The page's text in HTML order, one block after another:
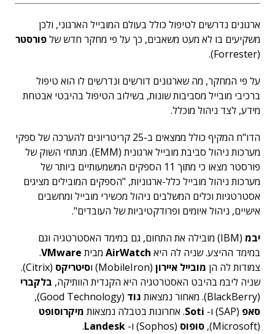
ארגונים נדרשים לטיפול כולל בעולם המובייל הארגוני, ולכן
משקיעים בו לא מעט משאבים, כך על פי מחקר חדש שלפורסטר
(Forrester).
על פי המחקר, מה שארגונים דורשים ונדרשים לו הוא טיפול
ברכיבי מובייל מסביבות שונות, בשילוב הטיפול בהיבטי אבטחת
מידע, לצד ניהול מוכלל.
הדו"ח המקיף כולל ממצאים ב-25 קריטריונים להערכה של ספקי
מערכות ניהול סביבת מובייל ארגונית (EMM). מנתחי השוק של
פורסטר מצאו כי מתוך 11 הספקים המשמעותיים ביותר של
מערכות ניהול מובייל כלל-ארגוניות, "הספקים המובילים מציגים
אסטרטגיות וכלים המשלבים ניהול מכשירי מובייל ומחשבים
אישיים, ניהול איומים ופרודקטיביות של העובדים".
יבמ
(IBM) מובילה את התחום, גם במימד האסטרטגיה וגם
במימד ההיצע. שניה לה היא AirWatch מבית VMware
.
צמודות לה הן מובייל איירון (MobileIron) ו סיטריקס
(Citrix).
שניה ליבמ בהיבט האסטרטגיה היא הקנדית הוותיקה, בלקברי
(BlackBerry). מאחור נמצאות
גוד (Good Technology),
סאפ (SAP) ו- Soti. אחרונות בטבלה נמצאות מיקרוסופט
(Microsoft),
סופוס (Sophos) ו- Landesk
.